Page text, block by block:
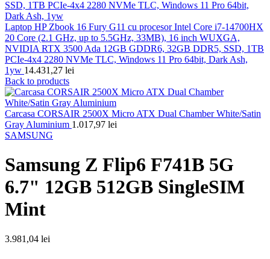
Laptop HP Zbook 16 Fury G11 cu procesor Intel Core i7-14700HX
20 Core (2.1 GHz, up to 5.5GHz, 33MB), 16 inch WUXGA,
NVIDIA RTX 3500 Ada 12GB GDDR6, 32GB DDR5, SSD, 1TB
PCIe-4x4 2280 NVMe TLC, Windows 11 Pro 64bit, Dark Ash,
1yw 14.431,27 lei
Back to products
Carcasa CORSAIR 2500X Micro ATX Dual Chamber White/Satin
Gray Aluminium 1.017,97 lei
SAMSUNG
Samsung Z Flip6 F741B 5G
6.7" 12GB 512GB SingleSIM
Mint
3.981,04 lei